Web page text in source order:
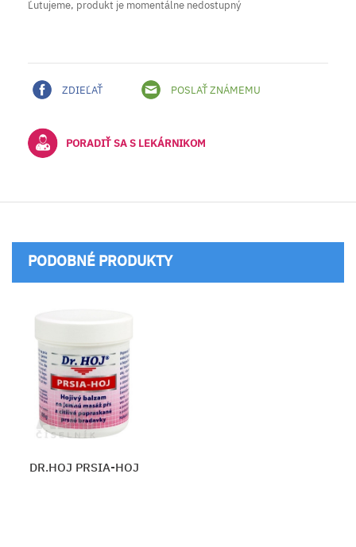
Ľutujeme, produkt je momentálne nedostupný
ZDIEĽAŤ POSLAŤ ZNÁMEMU
PORADIŤ SA S LEKÁRNIKOM
PODOBNÉ PRODUKTY
DR.HOJ PRSIA-HOJ